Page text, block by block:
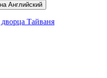
Английский
Тайваня